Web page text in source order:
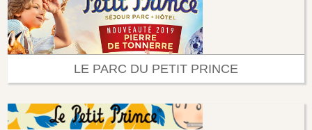
LE PARC DU PETIT PRINCE